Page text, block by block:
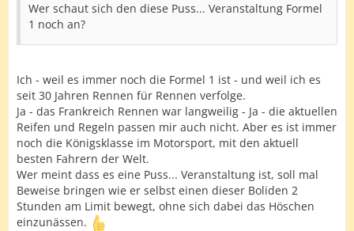
Wer schaut sich den diese Puss... Veranstaltung Formel
1 noch an?
Ich - weil es immer noch die Formel 1 ist - und weil ich es
seit 30 Jahren Rennen für Rennen verfolge.
Ja - das Frankreich Rennen war langweilig - Ja - die aktuellen
Reifen und Regeln passen mir auch nicht. Aber es ist immer
noch die Königsklasse im Motorsport, mit den aktuell
besten Fahrern der Welt.
Wer meint dass es eine Puss... Veranstaltung ist, soll mal
Beweise bringen wie er selbst einen dieser Boliden 2
Stunden am Limit bewegt, ohne sich dabei das Höschen
einzunässen.